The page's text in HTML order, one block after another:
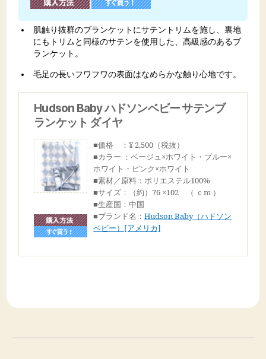
肌触り抜群のブランケットにサテントリムを施し、裏地
にもトリムと同様のサテンを使用した、高級感のあるブ
ランケット。
毛足の長いフワフワの表面はなめらかな触り心地です。
Hudson Baby ハドソンベビー サテンブ
ランケット ダイヤ
■価格 ：¥ 2,500（税抜）
■カラー ：ベージュ×ホワイト・ブルー×
ホワイト・ピンク×ホワイト
■素材／原料：ポリエステル100%
■サイズ：（約）76 ×102 （ ｃm ）
■生産国：中国
■ブランド名：Hudson Baby（ハドソン
ベビー）[アメリカ]